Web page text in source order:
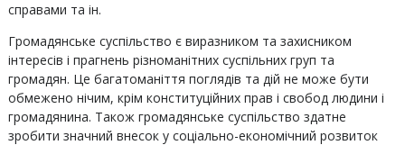
справами та ін.
Громадянське суспільство є виразником та захисником
інтересів і прагнень різноманітних суспільних груп та
громадян. Це багатоманіття поглядів та дій не може бути
обмежено нічим, крім конституційних прав і свобод людини і
громадянина. Також громадянське суспільство здатне
зробити значний внесок у соціально-економічний розвиток